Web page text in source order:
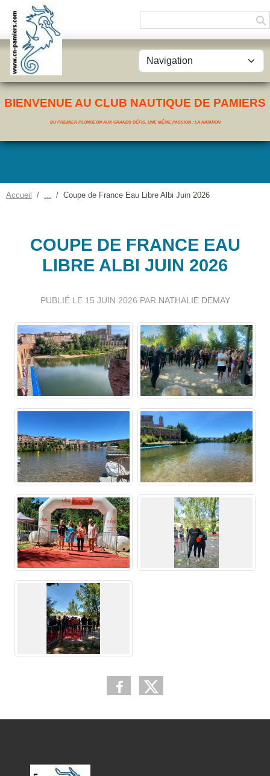
BIENVENUE AU CLUB NAUTIQUE DE PAMIERS
DU PREMIER PLONGEON AUX GRANDS DÉFIS, UNE MÊME PASSION : LA NATATION
Accueil Coupe de France Eau Libre Albi Juin 2026
COUPE DE FRANCE EAU
LIBRE ALBI JUIN 2026
PUBLIÉ LE 15 JUIN 2026 PAR NATHALIE DEMAY
Panneau de gestion des cookies